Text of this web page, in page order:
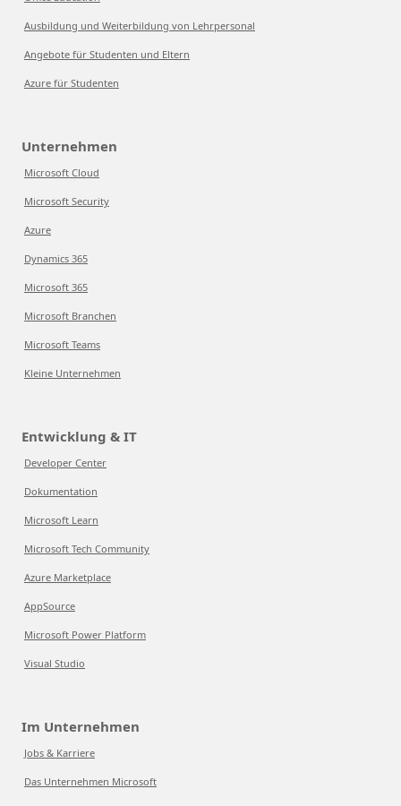
Ausbildung und Weiterbildung von Lehrpersonal
Angebote für Studenten und Eltern
Azure für Studenten
Unternehmen
Microsoft Cloud
Microsoft Security
Azure
Dynamics 365
Microsoft 365
Microsoft Branchen
Microsoft Teams
Kleine Unternehmen
Entwicklung & IT
Developer Center
Dokumentation
Microsoft Learn
Microsoft Tech Community
Azure Marketplace
AppSource
Microsoft Power Platform
Visual Studio
Im Unternehmen
Jobs & Karriere
Das Unternehmen Microsoft